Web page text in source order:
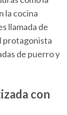
la cocina
llamada de
protagonista
de puerro y
con